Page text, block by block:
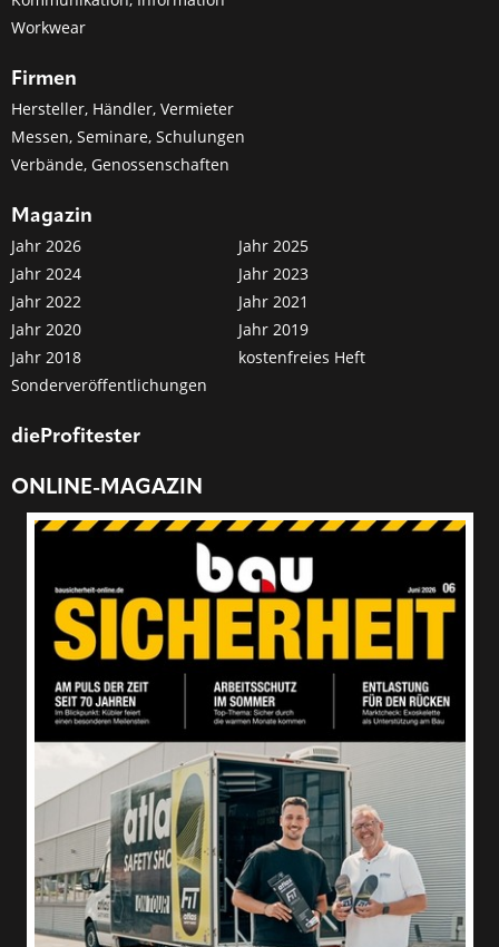
Workwear
Firmen
Hersteller, Händler, Vermieter
Messen, Seminare, Schulungen
Verbände, Genossenschaften
Magazin
Jahr 2026
Jahr 2025
Jahr 2024
Jahr 2023
Jahr 2022
Jahr 2021
Jahr 2020
Jahr 2019
Jahr 2018
kostenfreies Heft
Sonderveröffentlichungen
dieProfitester
ONLINE-MAGAZIN